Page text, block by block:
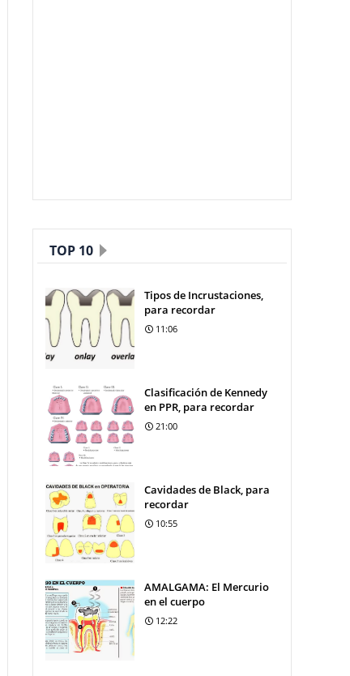
TOP 10
Tipos de Incrustaciones,
para recordar
11:06
Clasificación de Kennedy
en PPR, para recordar
21:00
Cavidades de Black, para
recordar
10:55
AMALGAMA: El Mercurio
en el cuerpo
12:22